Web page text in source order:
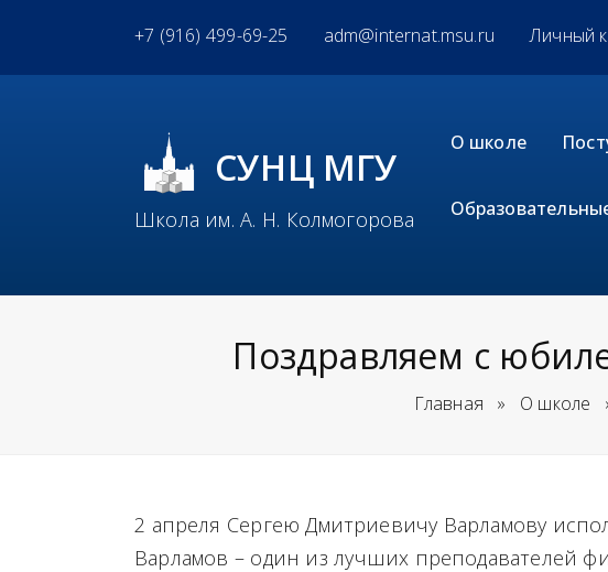
+7 (916) 499-69-25 adm@internat.msu.ru Личный
СУНЦ МГУ
Школа им. А. Н. Колмогорова
О школе
Поздравляем с
Главная » О школе
2 апреля Сергею Дмитриевичу Варламову
Варламов – один из лучших